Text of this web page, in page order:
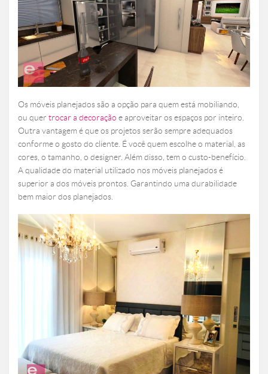
Os móveis planejados são a opção para quem está mobiliando,
ou quer trocar a decoração e aproveitar os espaços por inteiro.
Outra vantagem é que os projetos serão sempre adequados
conforme o gosto do cliente. É você quem escolhe o material, as
cores, o tamanho, o designer. Além disso, tem o custo-benefício.
A qualidade do material utilizado nos móveis planejados é
superior a dos móveis prontos. Garantindo uma durabilidade
bem maior dos planejados.